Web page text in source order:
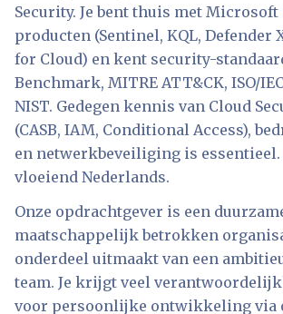
Security. Je bent thuis met Microsoft
producten (Sentinel, KQL, Defender
for Cloud) en kent security-
Benchmark, MITRE ATT&CK, ISO/
NIST. Gedegen kennis van Cloud
(CASB, IAM, Conditional Access),
en netwerkbeveiliging is essentieel.
vloeiend Nederlands.
Onze opdrachtgever is een
maatschappelijk betrokken
onderdeel uitmaakt van een
team. Je krijgt veel
voor persoonlijke ontwikkeling via